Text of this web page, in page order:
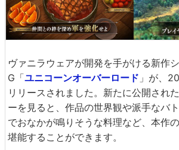
ヴァニラウェアが開発を手がける新作
G「ユニコーンオーバーロード 」が、
リリースされました。新たに公開され
ーを見ると、作品の世界観や派手なバ
でおなかが鳴りそうな料理など、本作
堪能することができます。